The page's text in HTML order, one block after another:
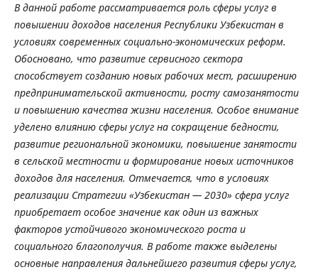
В данной работе рассматривается роль сферы услуг в
повышении доходов населения Республики Узбекистан в
условиях современных социально-экономических реформ.
Обосновано, что развитие сервисного сектора
способствует созданию новых рабочих мест, расширению
предпринимательской активности, росту самозанятости
и повышению качества жизни населения. Особое внимание
уделено влиянию сферы услуг на сокращение бедности,
развитие региональной экономики, повышение занятости
в сельской местности и формирование новых источников
доходов для населения. Отмечается, что в условиях
реализации Стратегии «Узбекистан — 2030» сфера услуг
приобретает особое значение как один из важных
факторов устойчивого экономического роста и
социального благополучия. В работе также выделены
основные направления дальнейшего развития сферы услуг,